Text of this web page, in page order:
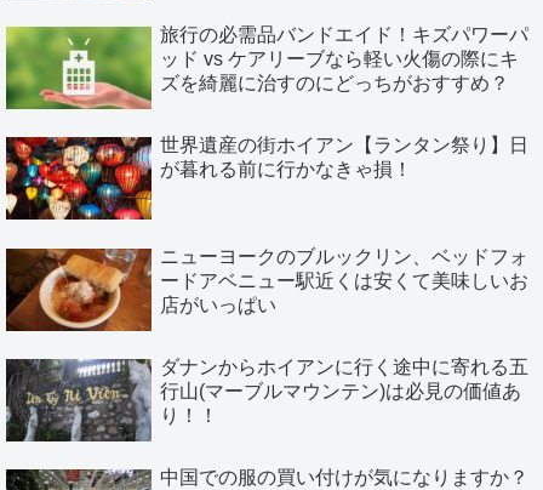
旅行の必需品バンドエイド！キズパワーパ
ッド vs ケアリーブなら軽い火傷の際にキ
ズを綺麗に治すのにどっちがおすすめ？
世界遺産の街ホイアン【ランタン祭り】日
が暮れる前に行かなきゃ損！
ニューヨークのブルックリン、ベッドフォ
ードアベニュー駅近くは安くて美味しいお
店がいっぱい
ダナンからホイアンに行く途中に寄れる五
行山(マーブルマウンテン)は必見の価値あ
り！！
中国での服の買い付けが気になりますか？